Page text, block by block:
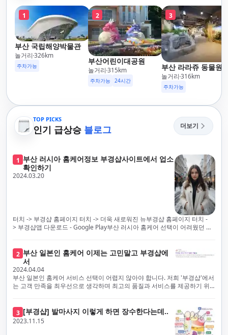
1
부산 국립해양박물관
놀거리 326km
주차가능
2
부산어린이대공원
놀거리 315km
주차가능 24시간
3
부산 라라쥬 동물원
놀거리 316km
주차가능
TOP PICKS
인기 급상승 블로그 더보기
1 부산 러시아 홈케어정보 부경샵사이트에서 업소
확인하기
2024.03.20
터치 -> 부경샵 홈페이지 터치 -> 더욱 새로워진 뉴부경샵 홈페이지 터치 -
> 부경샵앱 다운로드 - Google Play부산 러시아 홈케어 선택이 어려웠던 시
스의 모든 과정을 후불제로 운영합니다. 이는 고객님의 최대 편의를 보장하
기 위한 부경샵의 약속입니다.부경샵은 현장에서 바로 고객님께 서비스를
제공하는 깨끗하고 전문적으로 훈련된 관리사들을 다수 보유하고 있음을 자
랑스럽게 생각합니다. 이는 프리미엄 부산 러시아 홈케어 경험을 제공하기
위한 부경샵의 노력의 일환입니다.현 시대의 불확실성 속에서, 안전은 부경
하고 개인의 건강 상태를 지속적으로 모니터링합니다.예약금을 요구하는 업
체보다는 부경샵과 같이 안전과 고객 편의를 최우선으로 생각하는 업체를
선택하는 것이 중요합니다.부산에서 러시아 홈케어를 전문으로 하는 부경샵
은, 항상 후불제로 운영하면서 청결과 안전을 가장 중요하게 여깁니다. 부산
2 부산 일본인 홈케어 이제는 고민말고 부경샵에
서
2024.04.04
부산 일본인 홈케어 서비스 선택이 어렵지 않아야 합니다. 저희 '부경샵'에서
는 고객 만족을 최우선으로 생각하며 최고의 품질과 서비스를 제공하기 위
프리미엄 부산 일본인 홈케어 경험을 제공하고자 현장에서 직접 깨끗하고
전문적으로 훈련된 관리사를 다수 보유하고 있음을 자랑스럽게 여깁니다.
현대 사회의 불확실성 속에서, 부경샵은 안전을 최우선으로 여기며, 이를 위
3 [부경샵] 발마사지 이렇게 하면 장수한다는데..
2023.11.15